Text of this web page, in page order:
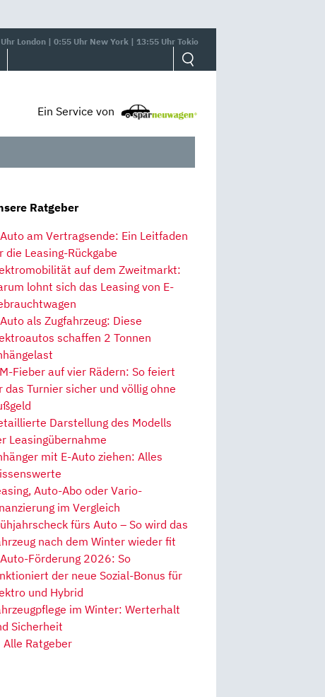
London | 0:55 Uhr New York | 13:55 Uhr Tokio
Ein Service von
Ratgeber
am Vertragsende: Ein Leitfaden
die Leasing-Rückgabe
auf dem Zweitmarkt:
lohnt sich das Leasing von E-
als Zugfahrzeug: Diese
schaffen 2 Tonnen
Fieber auf vier Rädern: So feiert
das Turnier sicher und völlig ohne
Darstellung des Modells
Leasingübernahme
mit E-Auto ziehen: Alles
Auto-Abo oder Vario-
im Vergleich
fürs Auto – So wird das
nach dem Winter wieder fit
Förderung 2026: So
der neue Sozial-Bonus für
und Hybrid
im Winter: Werterhalt
Sicherheit
Alle Ratgeber